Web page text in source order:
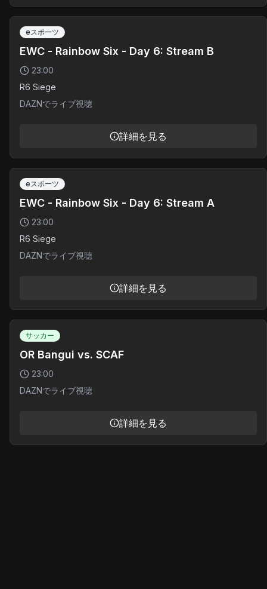
eスポーツ
EWC - Rainbow Six - Day 6: Stream B
23:00
R6 Siege
DAZNでライブ視聴
詳細を見る
eスポーツ
EWC - Rainbow Six - Day 6: Stream A
23:00
R6 Siege
DAZNでライブ視聴
詳細を見る
サッカー
OR Bangui vs. SCAF
23:00
DAZNでライブ視聴
詳細を見る